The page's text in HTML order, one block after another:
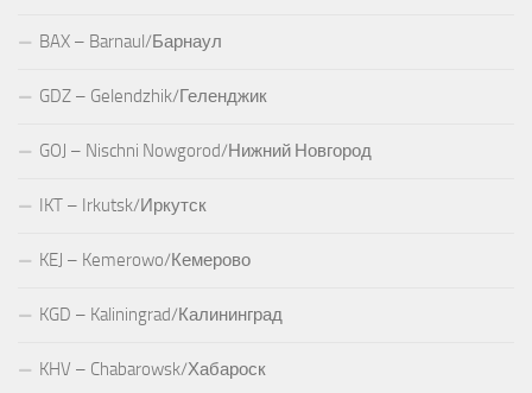
BAX – Barnaul/Барнаул
GDZ – Gelendzhik/Геленджик
GOJ – Nischni Nowgorod/Нижний Новгород
IKT – Irkutsk/Иркутск
KEJ – Kemerowo/Кемерово
KGD – Kaliningrad/Калининград
KHV – Chabarowsk/Хабароск